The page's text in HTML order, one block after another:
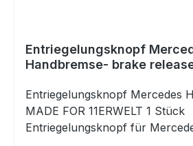
Entriegelungsknopf
Handbremse- brake
Entriegelungsknopf Mercedes
MADE FOR 11ERWELT 1 Stück
Entriegelungsknopf für